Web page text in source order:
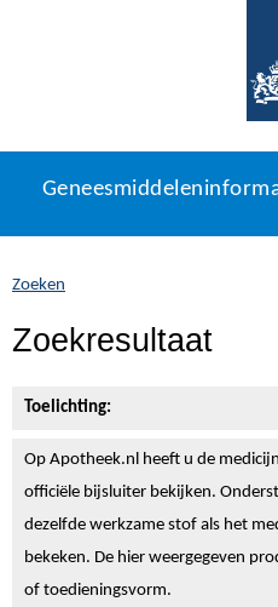
naar
U
zich
hier:
Zoeken
Zoekresultaat
Toelichting:
Op Apotheek.nl heeft u de
officiële bijsluiter bekijken.
dezelfde werkzame stof als het
bekeken. De hier weergegeven
of toedieningsvorm.